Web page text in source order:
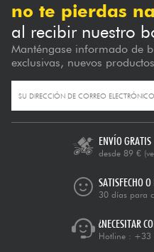
no te pierdas
al recibir nuestro
Manténgase informado de
exclusivas, nuevos
ENVÍO GRATIS
desde 89 €
SATISFECHO
30 días para
¿NECESITAR
Hotline : +33